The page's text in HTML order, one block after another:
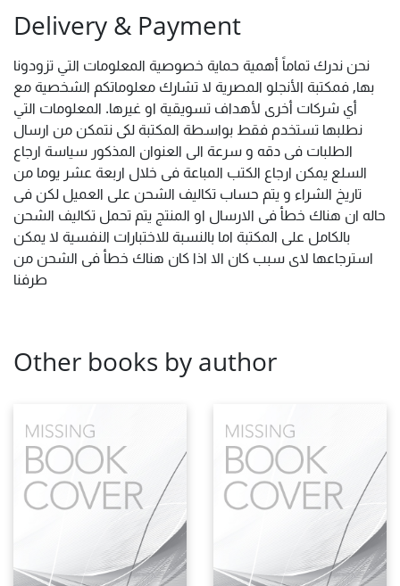
Delivery & Payment
نحن ندرك تماماً أهمية حماية خصوصية المعلومات التي تزودونا
بها, فمكتبة الأنجلو المصرية لا تشارك معلوماتكم الشخصية مع
أي شركات أخرى لأهداف تسويقية او غيرها. المعلومات التي
نطلبها تستخدم فقط بواسطة المكتبة لكى نتمكن من ارسال
الطلبات فى دقه و سرعة الى العنوان المذكور سياسة ارجاع
السلع يمكن ارجاع الكتب المباعة فى خلال اربعة عشر يوما من
تاريخ الشراء و يتم حساب تكاليف الشحن على العميل لكن فى
حاله ان هناك خطأ فى الارسال او المنتج يتم تحمل تكاليف الشحن
بالكامل على المكتبة اما بالنسبة للاختبارات النفسية لا يمكن
استرجاعها لاى سبب كان الا اذا كان هناك خطأ فى الشحن من
طرفنا
Other books by author